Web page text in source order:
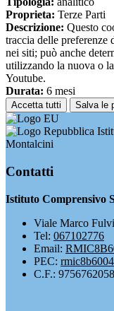
Proprieta: Terze Parti
Descrizione: Questo
traccia delle preferenze
nei siti; può anche
utilizzando la nuova o
Youtube.
Durata: 6 mesi
Accetta tutti Salva le
Montalcini
Contatti
Istituto Comprensivo
Viale Marco
Tel: 067102776
Email:
PEC:
C.F.: